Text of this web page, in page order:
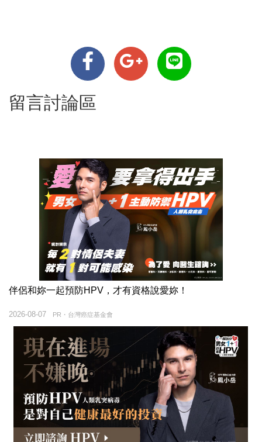
留言討論區
伴侶和妳一起預防HPV，才有資格說愛妳！
PR・台灣癌症基金會
2026-08-07